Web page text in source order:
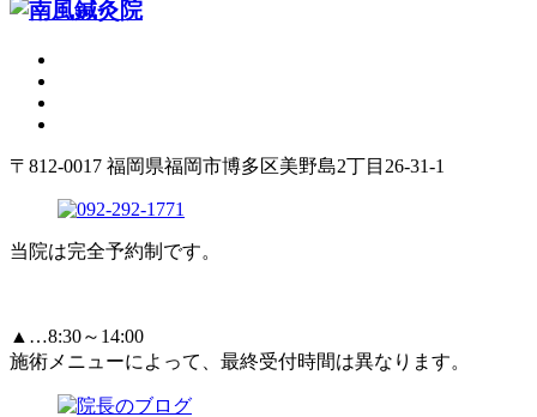
〒812-0017 福岡県福岡市博多区美野島2丁目26-31-1
当院は完全予約制です。
▲…8:30～14:00
施術メニューによって、最終受付時間は異なります。